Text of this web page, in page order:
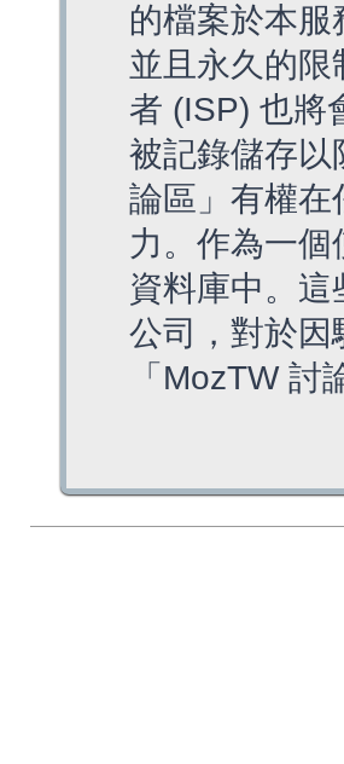
的檔案於本
並且永久的
者 (ISP) 也將
被記錄儲存以
論區」有權在
力。作為一
資料庫中。
公司，對於因
「MozTW